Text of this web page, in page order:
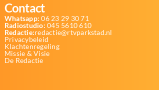
Contact
Whatsapp: 06 23 29 30 71
Radiostudio: 045 5610 610
Redactie:redactie@rtvparkstad.nl
Privacybeleid
Klachtenregeling
Missie & Visie
De Redactie